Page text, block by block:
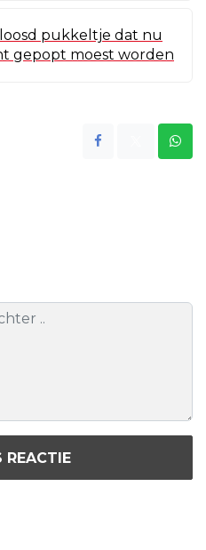
pukkeltje dat nu
gepopt moest worden
REACTIE